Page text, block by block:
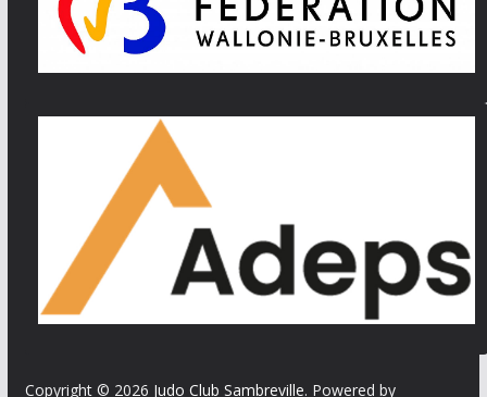
Copyright © 2026 Judo Club Sambreville. Powered by